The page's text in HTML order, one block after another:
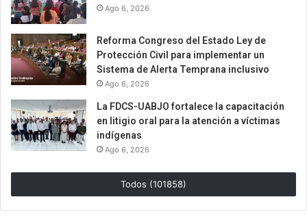
Ago 6, 2026
Reforma Congreso del Estado Ley de
Protección Civil para implementar un
Sistema de Alerta Temprana inclusivo
Ago 6, 2026
La FDCS-UABJO fortalece la capacitación
en litigio oral para la atención a víctimas
indígenas
Ago 6, 2026
Todos (101858)